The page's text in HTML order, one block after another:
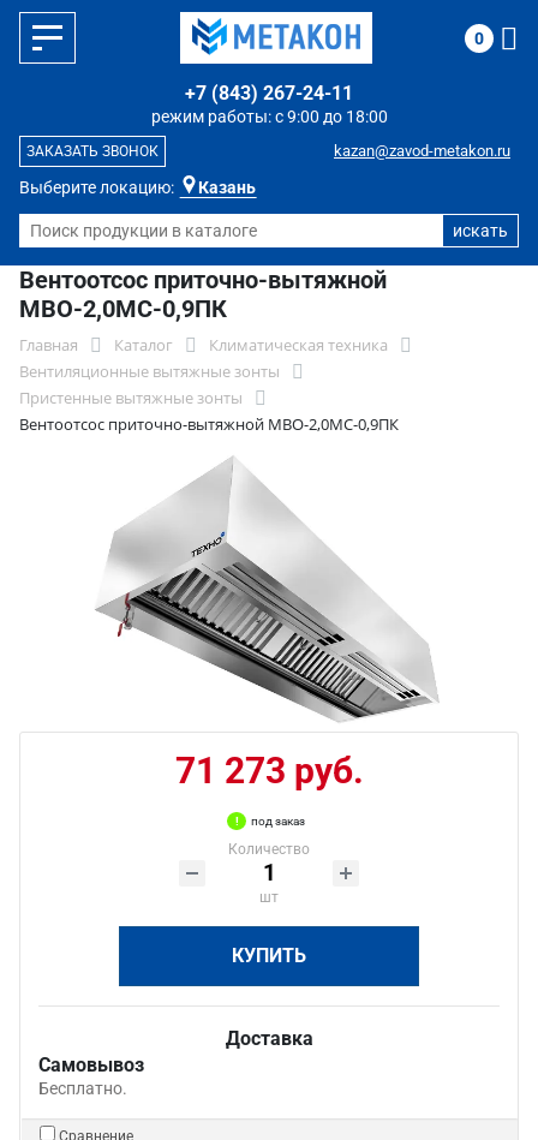
Выберите локацию: Казань
режим работы: с 9:00 до 18:00
+7 (843) 267-24-11
kazan@zavod-metakon.ru
ЗАКАЗАТЬ ЗВОНОК
0
Вентоотсос приточно-вытяжной
МВО-2,0МС-0,9ПК
Главная Каталог
Климатическая техника
Вентиляционные вытяжные зонты
Пристенные вытяжные зонты
Вентоотсос приточно-вытяжной МВО-2,0МС-0,9ПК
71 273 руб.
под заказ
Количество
шт
КУПИТЬ
Доставка
Самовывоз
Бесплатно.
Сравнение